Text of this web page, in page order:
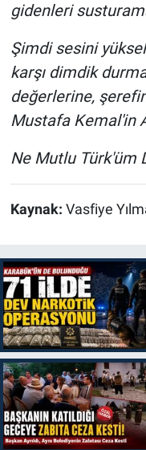
gidenleri
Şimdi sesini
karşı dimdik
değerlerine,
Mustafa Kemal'in
Ne Mutlu Türk'üm
Kaynak: Vasfiye